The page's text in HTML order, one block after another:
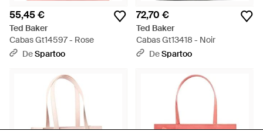
55,45 €
Ted Baker
Cabas Gt14597 - Rose
DeSpartoo
72,70 €
Ted Baker
Cabas Gt13418 - Noir
DeSpartoo